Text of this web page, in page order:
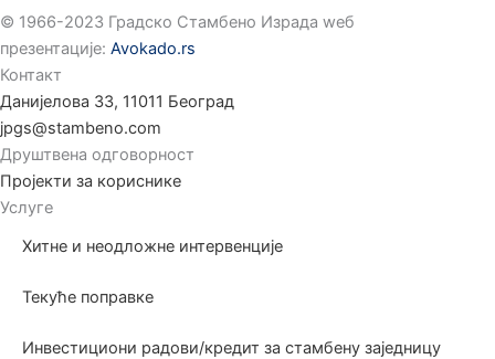
©️ 1966-2023 Градско Стамбено Израда wеб
презентације: Avokado.rs
Контакт
Данијелова 33, 11011 Београд
jpgs@stambeno.com
Друштвена одговорност
Пројекти за кориснике
Услуге
Хитне и неодложне интервенције
Текуће поправке
Инвестициони радови/кредит за стамбену заједницу